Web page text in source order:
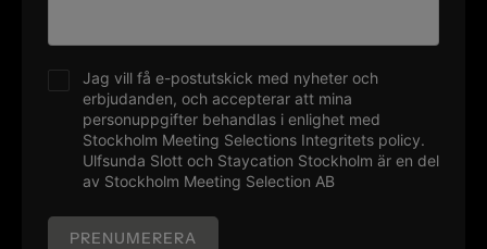
PRENUMERERA
Jag vill få e-postutskick med nyheter och
erbjudanden, och accepterar att mina
personuppgifter behandlas i enlighet med
Stockholm Meeting Selections Integritets policy.
Ulfsunda Slott och Staycation Stockholm är en del
av Stockholm Meeting Selection AB